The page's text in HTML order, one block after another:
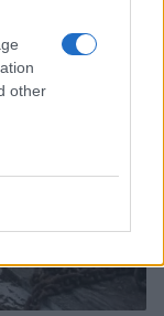
other